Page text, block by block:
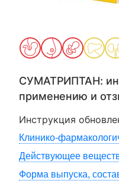
СУМАТРИПТАН:
применению и
Инструкция
Клинико-
Действующее
Форма выпуска,